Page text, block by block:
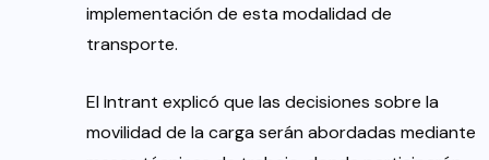
implementación de esta modalidad de
transporte.
El Intrant explicó que las decisiones sobre la
movilidad de la carga serán abordadas mediante